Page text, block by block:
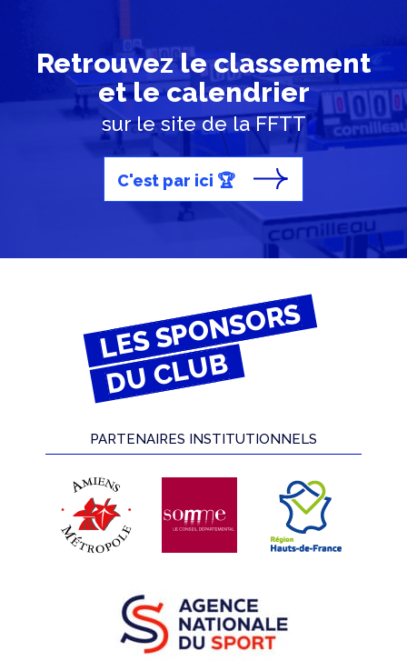
Retrouvez le classement
et le calendrier
sur le site de la FFTT
C'est par ici 🏆
LES SPONSORS
DU CLUB
PARTENAIRES INSTITUTIONNELS